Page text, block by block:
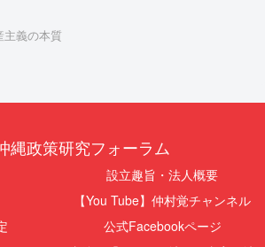
主義の本質
縄政策研究フォーラム
設立趣旨・法人概要
【You Tube】仲村覚チャンネル
公式Facebookページ